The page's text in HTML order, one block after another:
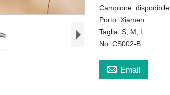
Campione: disponibile
Porto: Xiamen
Taglia: S, M, L
No: CS002-B
 Email